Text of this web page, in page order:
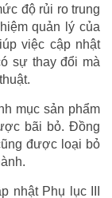
độ rủi ro trung
quản lý của
việc cập nhật
sự thay đổi mà
mục sản phẩm
bãi bỏ. Đồng
được loại bỏ
nhật Phụ lục III